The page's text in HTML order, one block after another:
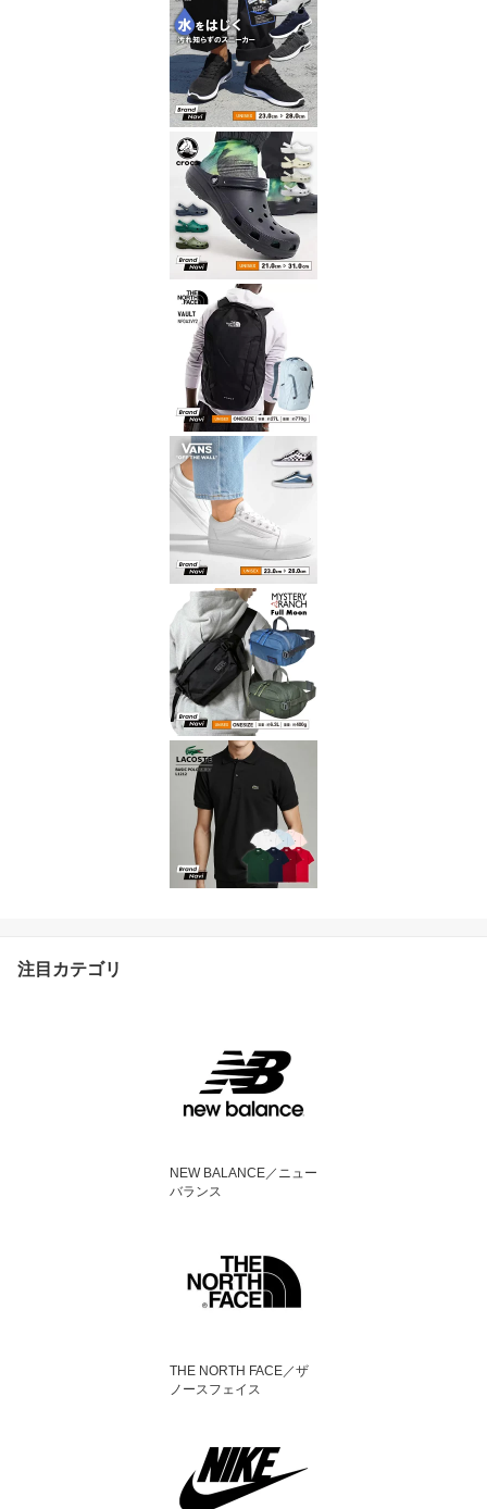
注目カテゴリ
NEW BALANCE／ニュー
バランス
THE NORTH FACE／ザ
ノースフェイス